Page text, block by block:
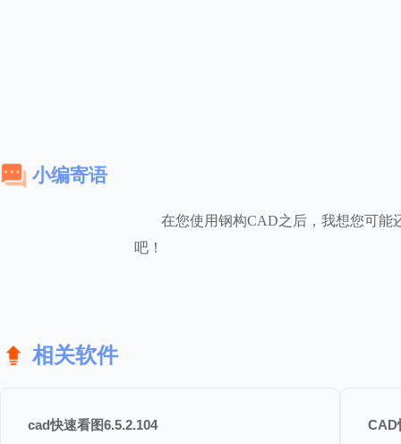
小编寄语
在您使用钢构CAD之后，我想您可能
吧！
相关软件
cad快速看图6.5.2.104